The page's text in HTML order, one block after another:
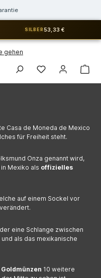
SILBER 53,33 €
Du hast 0
Casa de Moneda de Mexico
für Freiheit steht.
Onza genannt wird,
Mexiko als offizielles
auf einem Sockel vor
eine Schlange zwischen
als das mexikanische
Goldmünzen 10 weitere